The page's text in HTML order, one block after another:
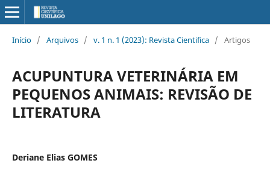
Início / Arquivos / v. 1 n. 1 (2023): Revista Cientifica / Artigos
ACUPUNTURA VETERINÁRIA EM
PEQUENOS ANIMAIS: REVISÃO DE
LITERATURA
Deriane Elias GOMES